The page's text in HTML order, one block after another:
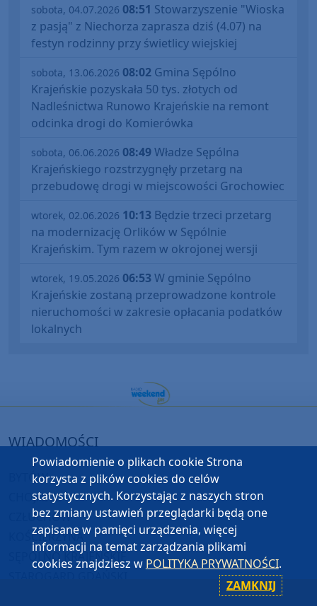
sobota, 04.07.2026 08:51 Stowarzyszenie "Wioska
z pasją" z Niechorza zaprasza dziś (4.07) na
festyn rodzinny przy świetlicy wiejskiej
sobota, 13.06.2026 08:02 Gmina Sępólno
Krajeńskie pozyskała 50 tys. złotych od
Nadleśnictwa Runowo Krajeńskie na remont
odcinka drogi do Komierówka
sobota, 06.06.2026 08:49Władze Sępólna
Krajeńskiego rozstrzygnęły przetarg na
przebudowę drogi w miejscowości Grochowiec
wtorek, 02.06.2026 10:13 Będzie trzeci przetarg
na modernizację Orlików w Sępólnie
Krajeńskim. Tym razem w okrojonej wersji
wtorek, 19.05.2026 06:53W gminie Sępólno
Krajeńskie zostaną przeprowadzone kontrole
nieruchomości w zakresie opłacania podatków
lokalnych
WIADOMOŚCI
BYTÓW
CHOJNICE
CZŁUCHÓW
KOŚCIERZYNA
SĘPÓLNO KRAJEŃSKIE
Powiadomienie o plikach cookie Strona
korzysta z plików cookies do celów
statystycznych. Korzystając z naszych stron
bez zmiany ustawień przeglądarki będą one
zapisane w pamięci urządzenia, więcej
informacji na temat zarządzania plikami
cookies znajdziesz w POLITYKA PRYWATNOŚCI.
ZAMKNIJ